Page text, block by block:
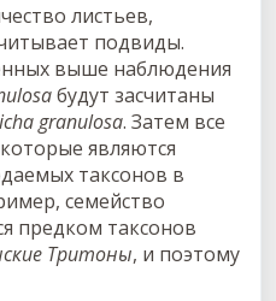
листьев,
подвиды.
выше наблюдения
будут засчитаны
granulosa. Затем все
являются
таксонов в
семейство
предком таксонов
Тритоны, и поэтому